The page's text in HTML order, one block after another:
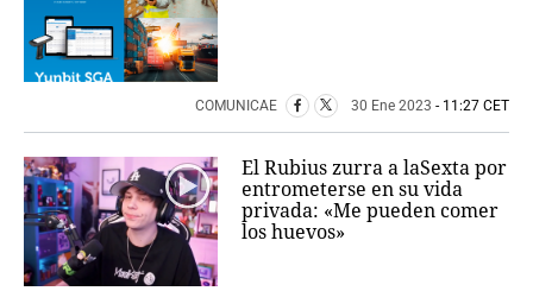
COMUNICAE 30 Ene 2023 - 11:27 CET
El Rubius zurra a laSexta por
entrometerse en su vida
privada: «Me pueden comer
los huevos»